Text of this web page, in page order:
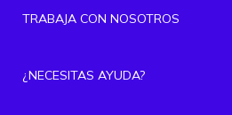
TRABAJA CON NOSOTROS
¿NECESITAS AYUDA?